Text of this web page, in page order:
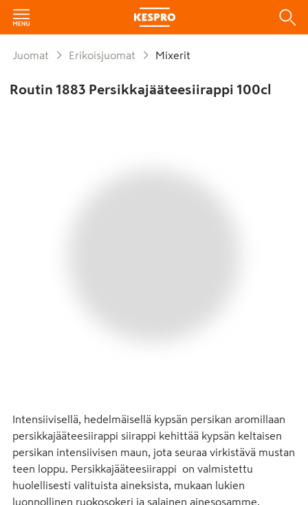
Juomat Erikoisjuomat Mixerit
Routin 1883 Persikkajääteesiirappi 100cl
Intensiivisellä, hedelmäisellä kypsän persikan aromillaan
persikkajääteesiirappi siirappi kehittää kypsän keltaisen
persikan intensiivisen maun, jota seuraa virkistävä mustan
teen loppu. Persikkajääteesiirappi  on valmistettu
huolellisesti valituista aineksista, mukaan lukien
luonnollinen ruokosokeri ja salainen ainesosamme,